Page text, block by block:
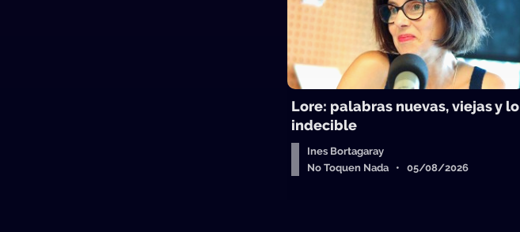
Lore: palabras nuevas, viejas y lo
indecible
Ines Bortagaray
No Toquen Nada • 05/08/2026